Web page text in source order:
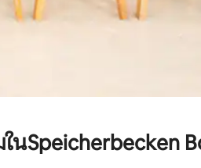
Speicherbecken